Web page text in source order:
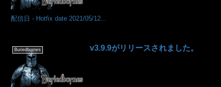
配信日 - Hotfix date 2021/05/12...
Buriedbornes v3.9.9がリリースされました。